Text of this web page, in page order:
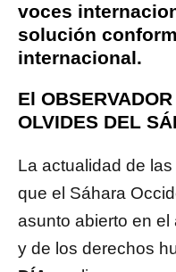
voces
solución
internacional.
El
OLVIDES DEL
La actualidad de
que el Sáhara
asunto abierto en el
y de los derechos